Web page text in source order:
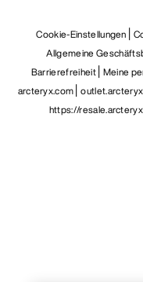
Cookie-Einstellungen
Allgemeine
Barrierefreiheit Meine
arcteryx.com
https://